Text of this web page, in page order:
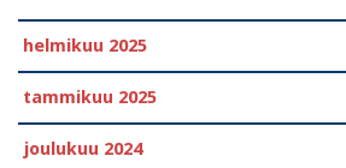
helmikuu 2025
tammikuu 2025
joulukuu 2024